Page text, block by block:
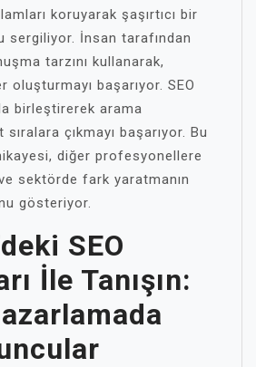
koruyarak şaşırtıcı bir
sergiliyor. İnsan tarafından
tarzını kullanarak,
başarıyor. SEO
birleştirerek arama
çıkmayı başarıyor. Bu
diğer profesyonellere
sektörde fark yaratmanın
gösteriyor.
SEO
İle Tanışın: